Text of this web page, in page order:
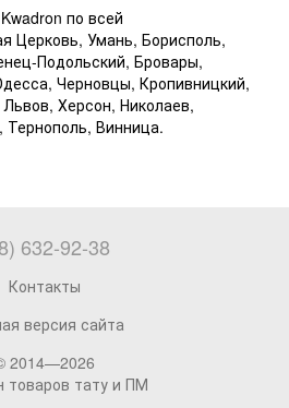
по всей
Церковь, Умань, Борисполь,
Подольский, Бровары,
Черновцы, Кропивницкий,
Херсон, Николаев,
Винница.
632-92-38
Контакты
версия сайта
2014—2026
товаров тату и ПМ